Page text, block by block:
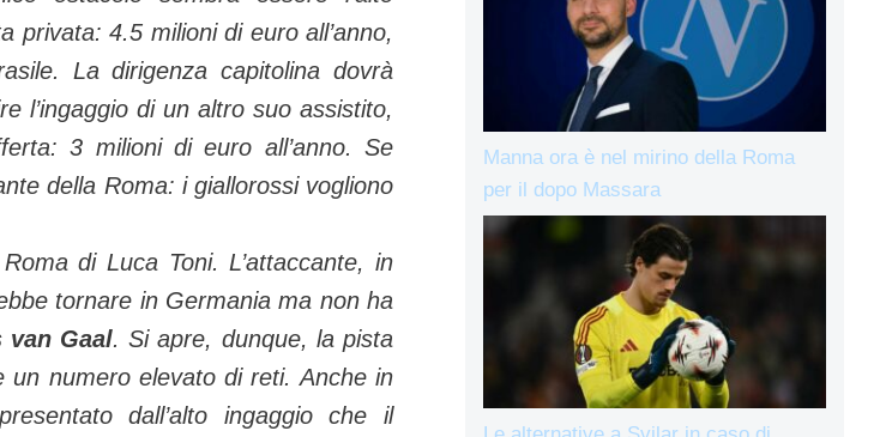
privata: 4.5 milioni di euro all’anno,
La dirigenza capitolina dovrà
l’ingaggio di un altro suo assistito,
3 milioni di euro all’anno.Se
della Roma: i giallorossi vogliono
di Luca Toni. L’attaccante, in
tornare in Germania ma non ha
van Gaal. Si apre, dunque, la pista
numero elevato di reti. Anche in
dall’alto ingaggio che il
Manna ora è nel mirino della Roma
per il dopo Massara